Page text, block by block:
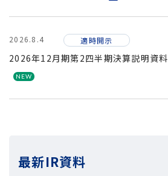
2026.8.4 適時開示
2026年12月期第2四半期決算説明資料
最新IR資料